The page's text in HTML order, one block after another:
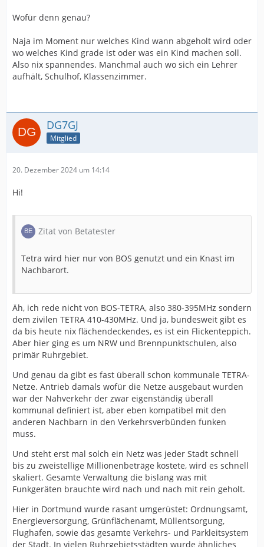
Wofür denn genau?
Naja im Moment nur welches Kind wann abgeholt wird oder
wo welches Kind grade ist oder was ein Kind machen soll.
Also nix spannendes. Manchmal auch wo sich ein Lehrer
aufhält, Schulhof, Klassenzimmer.
DG7GJ
Mitglied
20. Dezember 2024 um 14:14
Hi!
Zitat von Betatester
Tetra wird hier nur von BOS genutzt und ein Knast im
Nachbarort.
Äh, ich rede nicht von BOS-TETRA, also 380-395MHz sondern
dem zivilen TETRA 410-430MHz. Und ja, bundesweit gibt es
da bis heute nix flächendeckendes, es ist ein Flickenteppich.
Aber hier ging es um NRW und Brennpunktschulen, also
primär Ruhrgebiet.
Und genau da gibt es fast überall schon kommunale TETRA-
Netze. Antrieb damals wofür die Netze ausgebaut wurden
war der Nahverkehr der zwar eigenständig überall
kommunal definiert ist, aber eben kompatibel mit den
anderen Nachbarn in den Verkehrsverbünden funken
muss.
Und steht erst mal solch ein Netz was jeder Stadt schnell
bis zu zweistellige Millionenbeträge kostete, wird es schnell
skaliert. Gesamte Verwaltung die bislang was mit
Funkgeräten brauchte wird nach und nach mit rein geholt.
Hier in Dortmund wurde rasant umgerüstet: Ordnungsamt,
Energieversorgung, Grünflächenamt, Müllentsorgung,
Flughafen, sowie das gesamte Verkehrs- und Parkleitsystem
der Stadt. In vielen Ruhrgebietsstädten wurde ähnliches